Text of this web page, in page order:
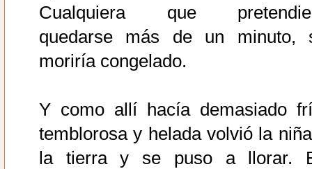
Cualquiera que
quedarse más de un minuto,
moriría congelado.
Y como allí hacía demasiado
temblorosa y helada volvió la
la tierra y se puso a llorar.